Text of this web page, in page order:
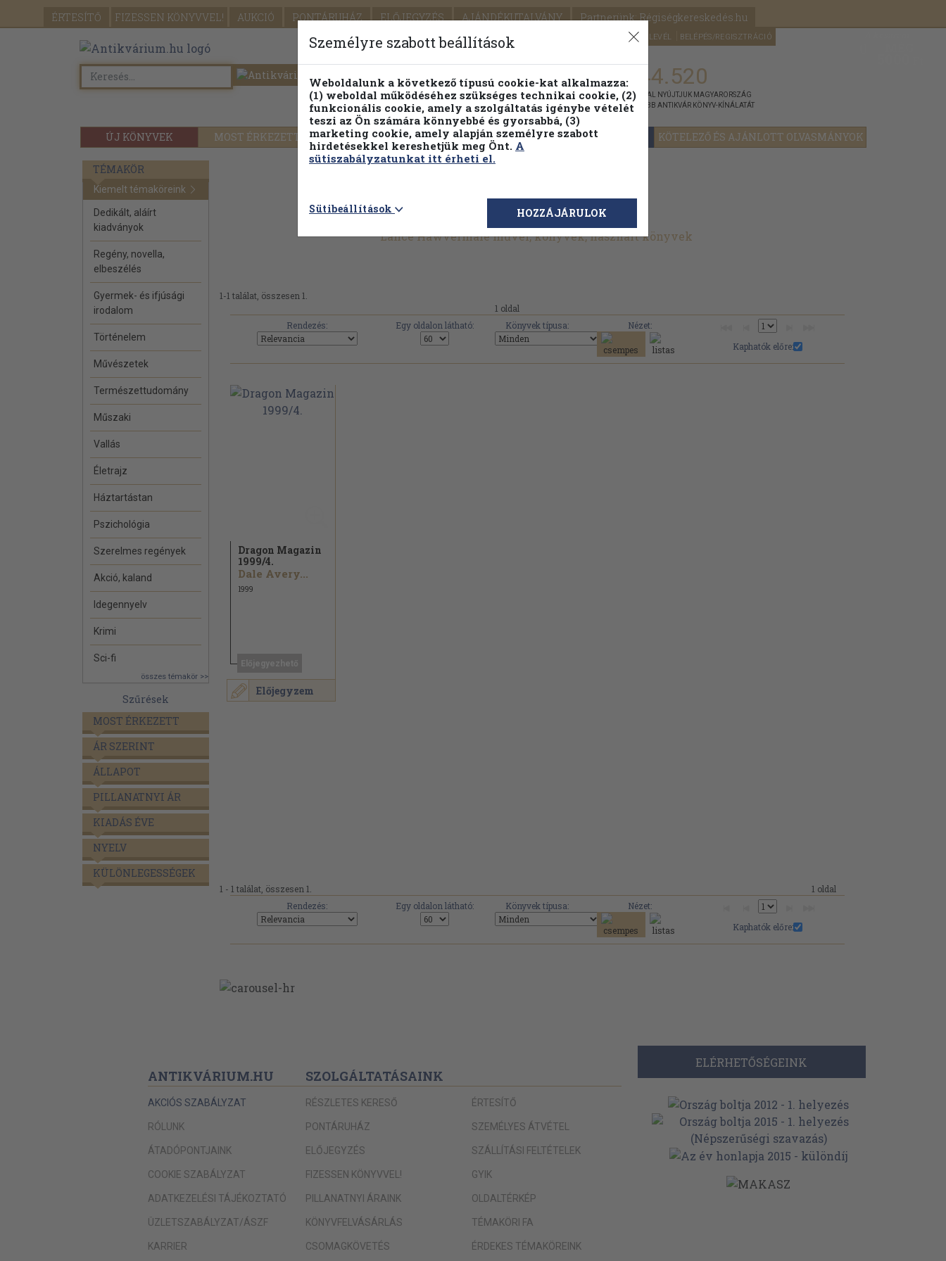
ÉRTESÍTŐ FIZESSEN KÖNYVVEL! AUKCIÓ PONTÁRUHÁZ ELŐJEGYZÉS AJÁNDÉKUTALVÁNY Partnerünk: Régiségkereskedés.hu
SEGÍTSÉG HÍRLEVÉL BELÉPÉS/REGISZTRÁCIÓ
ÚJ KÖNYVEK MOST ÉRKEZETT PILLANATNYI ÁRAINK FENNTARTHATÓ OLVASMÁNYOK KÖTELEZŐ ÉS AJÁNLOTT OLVASMÁNYOK
Részletes kereső Témaköri fa 1.144.520
KIADVÁNNYAL NYÚJTJUK MAGYARORSZÁG
LEGNAGYOBB ANTIKVÁR KÖNYV-KÍNÁLATÁT
TÉMAKÖR
Kiemelt témaköreink
Dedikált, aláírt
kiadványok
Regény, novella,
elbeszélés
Gyermek- és ifjúsági
irodalom
Történelem
Művészetek
Természettudomány
Műszaki
Vallás
Életrajz
Háztartástan
Pszichológia
Szerelmes regények
Akció, kaland
Idegennyelv
Krimi
Sci-fi
összes témakör >>
Szűrések
MOST ÉRKEZETT
ÁR SZERINT
ÁLLAPOT
PILLANATNYI ÁR
KIADÁS ÉVE
NYELV
KÜLÖNLEGESSÉGEK
Lance Hawvermale művei, könyvek, használt könyvek
1-1 találat, összesen 1.
1 oldal
Rendezés:
Egy oldalon látható: Könyvek típusa:
Nézet:
Kaphatók előre:
Előjegyzem
Dragon Magazin
1999/4.
Dale Avery...
1999
1 - 1 találat, összesen 1.
1 oldal
Rendezés:
Egy oldalon látható: Könyvek típusa:
Nézet:
Kaphatók előre:
ANTIKVÁRIUM.HU
AKCIÓS SZABÁLYZAT
RÓLUNK
ÁTADÓPONTJAINK
COOKIE SZABÁLYZAT
ADATKEZELÉSI TÁJÉKOZTATÓ
ÜZLETSZABÁLYZAT/ÁSZF
KARRIER
SZOLGÁLTATÁSAINK
RÉSZLETES KERESŐ
PONTÁRUHÁZ
ELŐJEGYZÉS
FIZESSEN KÖNYVVEL!
PILLANATNYI ÁRAINK
KÖNYVFELVÁSÁRLÁS
CSOMAGKÖVETÉS
ÉRTESÍTŐ
SZEMÉLYES ÁTVÉTEL
SZÁLLÍTÁSI FELTÉTELEK
GYIK
OLDALTÉRKÉP
TÉMAKÖRI FA
ÉRDEKES TÉMAKÖREINK
ELÉRHETŐSÉGEINK
Személyre szabott beállítások
Weboldalunk a következő típusú cookie-kat alkalmazza:
(1) weboldal működéséhez szükséges technikai cookie, (2)
funkcionális cookie, amely a szolgáltatás igénybe vételét
teszi az Ön számára könnyebbé és gyorsabbá, (3)
marketing cookie, amely alapján személyre szabott
hirdetésekkel kereshetjük meg Önt. A
sütiszabályzatunkat itt érheti el.
Sütibeállítások HOZZÁJÁRULOK